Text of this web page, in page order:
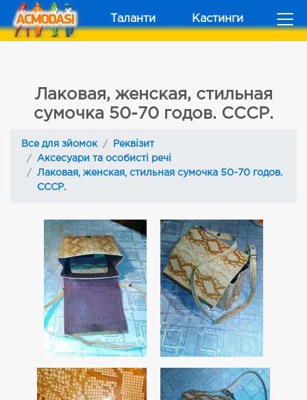
Таланти Кастинги
Лаковая, женская, стильная
сумочка 50-70 годов. СССР.
Все для зйомок
Реквізит
Аксесуари та особисті речі
Лаковая, женская, стильная сумочка 50-70 годов.
СССР.